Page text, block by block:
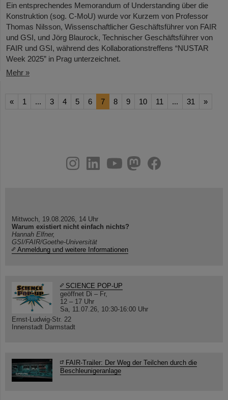
Ein entsprechendes Memorandum of Understanding über die
Konstruktion (sog. C-MoU) wurde vor Kurzem von Professor
Thomas Nilsson, Wissenschaftlicher Geschäftsführer von FAIR
und GSI, und Jörg Blaurock, Technischer Geschäftsführer von
FAIR und GSI, während des Kollaborationstreffens “NUSTAR
Week 2025” in Prag unterzeichnet.
Mehr »
« 1 ... 3 4 5 6 7 8 9 10 11 ... 31 »
youtube
helmholtz.social
facebook
Mittwoch, 19.08.2026, 14 Uhr
Warum existiert nicht einfach nichts?
Hannah Elfner,
GSI/FAIR/Goethe-Universität
Anmeldung und weitere Informationen
SCIENCE POP-UP
geöffnet Di – Fr,
12 – 17 Uhr
Sa, 11.07.26, 10:30-16:00 Uhr
Ernst-Ludwig-Str. 22
Innenstadt Darmstadt
FAIR-Trailer: Der Weg der Teilchen durch die
Beschleunigeranlage